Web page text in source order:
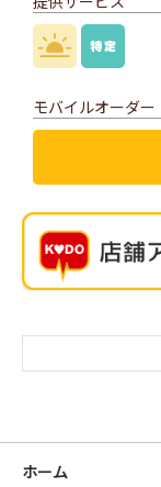
モバイルオーダー
ホーム